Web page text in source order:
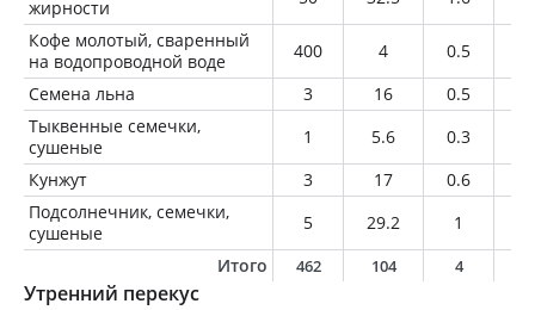
жирности
Кофе молотый, сваренный
на водопроводной воде
400 4 0.5
Семена льна
3 16 0.5
Тыквенные семечки,
сушеные
1 5.6 0.3
Кунжут
3 17 0.6
Подсолнечник, семечки,
сушеные
5 29.2 1
Итого
462 104 4
Утренний перекус